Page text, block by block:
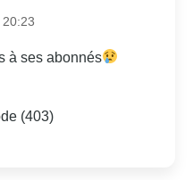
à ses abonnés
(403)